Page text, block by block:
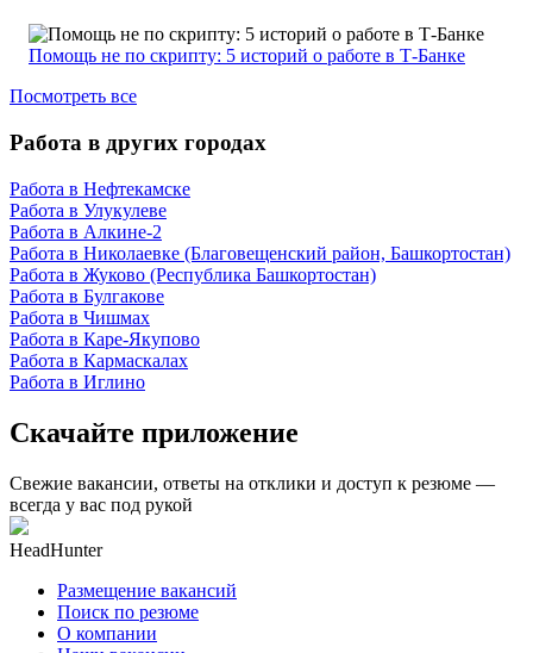
Помощь не по скрипту: 5 историй о работе в Т-Банке
Посмотреть все
Работа в других городах
Работа в Нефтекамске
Работа в Улукулеве
Работа в Алкине-2
Работа в Николаевке (Благовещенский район, Башкортостан)
Работа в Жуково (Республика Башкортостан)
Работа в Булгакове
Работа в Чишмах
Работа в Каре-Якупово
Работа в Кармаскалах
Работа в Иглино
Скачайте приложение
Свежие вакансии, ответы на отклики и доступ к резюме —
всегда у вас под рукой
HeadHunter
Размещение вакансий
Поиск по резюме
О компании